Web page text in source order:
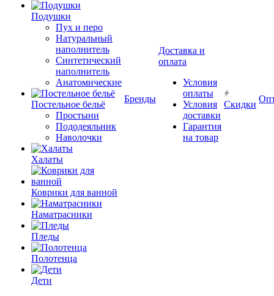
Подушки
Пух и перо
Натуральный
наполнитель
Синтетический
наполнитель
Анатомические
Постельное бельё
Простыни
Пододеяльник
Наволочки
Халаты
Коврики для ванной
Наматрасники
Пледы
Полотенца
Дети
Бренды
Доставка и
оплата
Условия
оплаты
Условия
доставки
Гарантия
на товар
Скидки